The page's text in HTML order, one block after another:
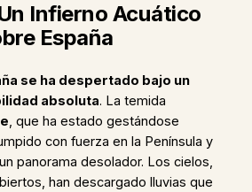
Infierno Acuático
España
se ha despertado bajo un
absoluta. La temida
, que ha estado gestándose
con fuerza en la Península y
panorama desolador. Los cielos,
han descargado lluvias que